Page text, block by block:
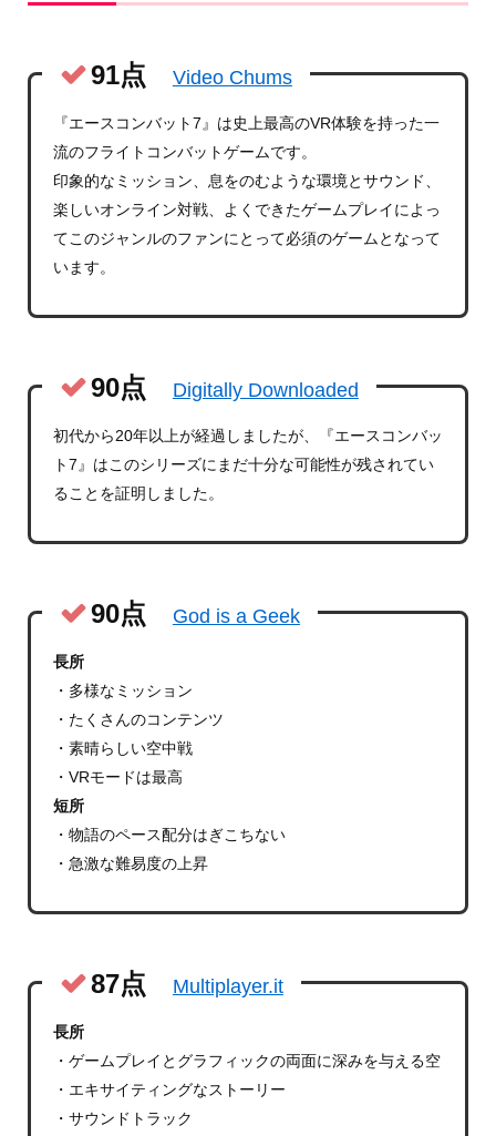
91点 Video Chums
『エースコンバット7』は史上最高のVR体験を持った一
流のフライトコンバットゲームです。
印象的なミッション、息をのむような環境とサウンド、
楽しいオンライン対戦、よくできたゲームプレイによっ
てこのジャンルのファンにとって必須のゲームとなって
います。
90点 Digitally Downloaded
初代から20年以上が経過しましたが、『エースコンバッ
ト7』はこのシリーズにまだ十分な可能性が残されてい
ることを証明しました。
90点 God is a Geek
長所
・多様なミッション
・たくさんのコンテンツ
・素晴らしい空中戦
・VRモードは最高
短所
・物語のペース配分はぎこちない
・急激な難易度の上昇
87点 Multiplayer.it
長所
・ゲームプレイとグラフィックの両面に深みを与える空
・エキサイティングなストーリー
・サウンドトラック